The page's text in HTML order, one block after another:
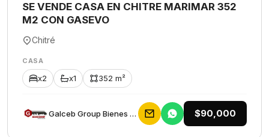
SE VENDE CASA EN CHITRE MARIMAR 352
M2 CON GASEVO
Chitré
CASA
x2 x1 352 m²
Galceb Group Bienes Raices $90,000